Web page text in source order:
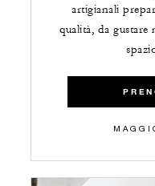
artigianali
qualità, da gustare